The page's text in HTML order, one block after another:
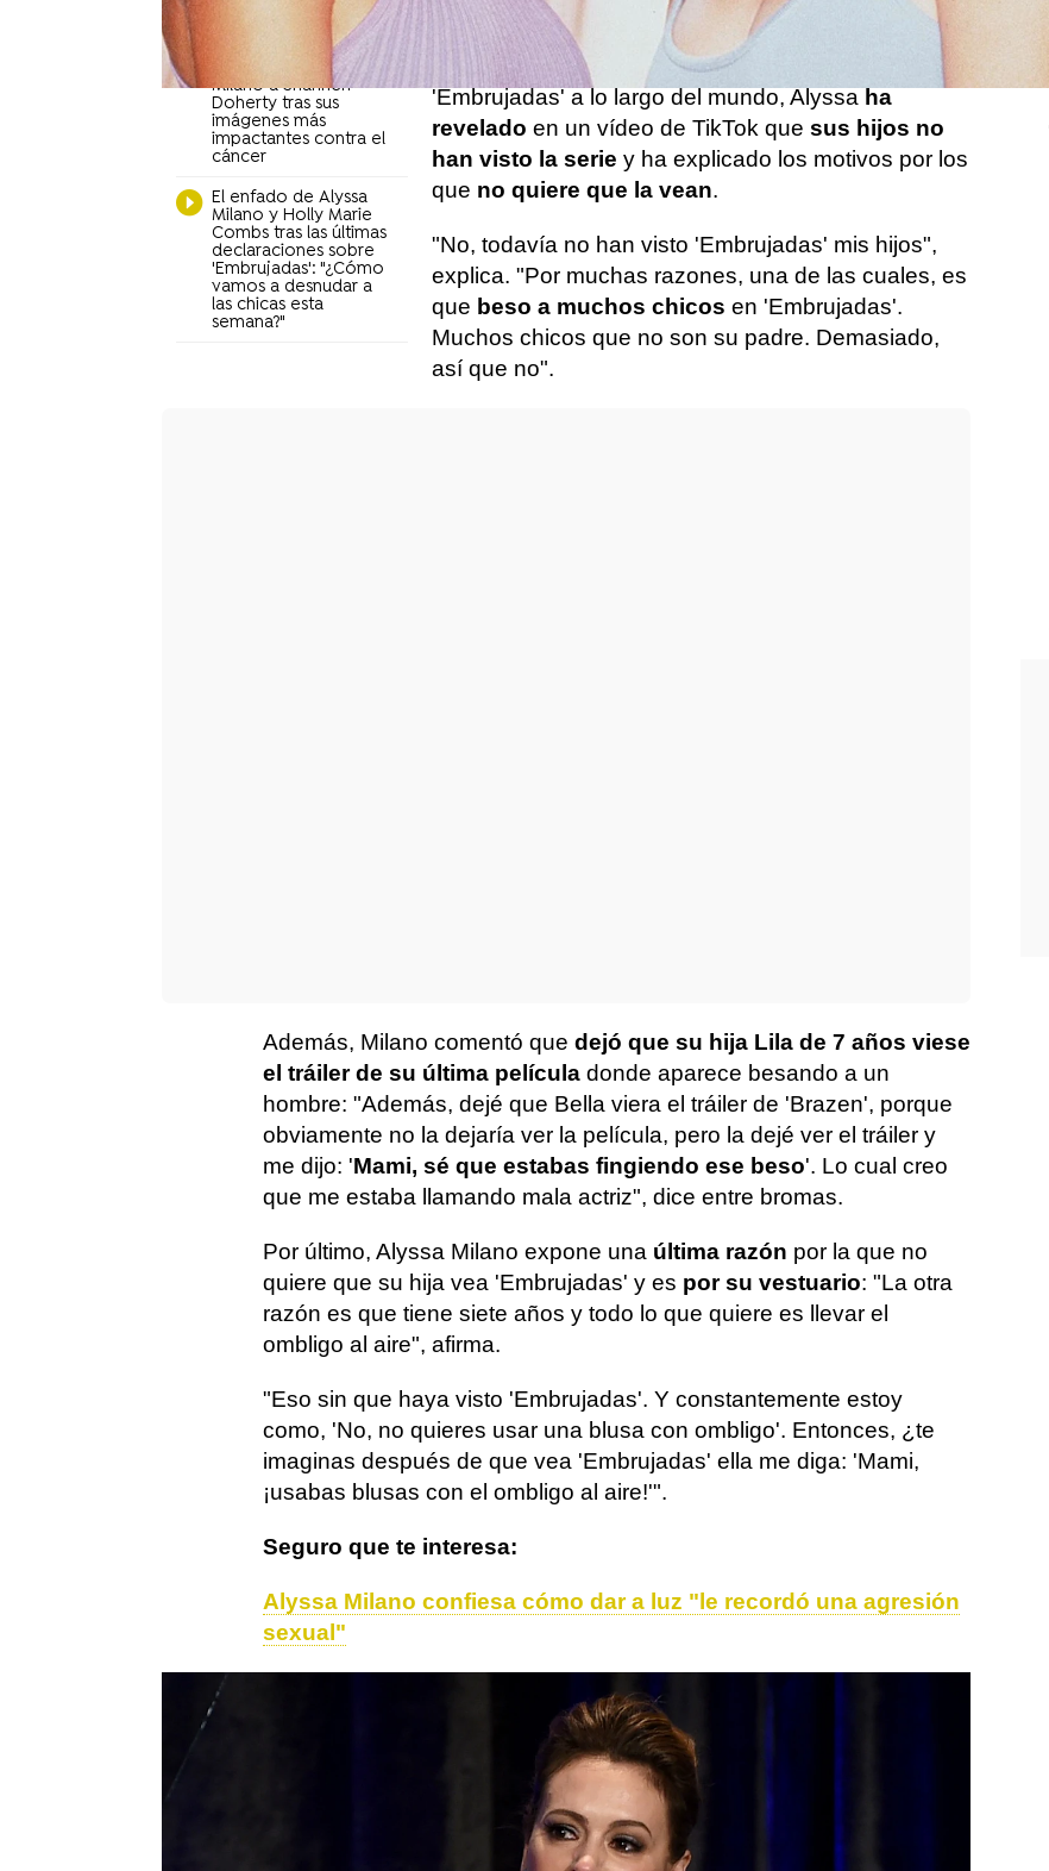
años después de
El mensaje de Alyssa
Milano a Shannen
Doherty tras sus
imágenes más
impactantes contra el
cáncer
El enfado de Alyssa
Milano y Holly Marie
Combs tras las últimas
declaraciones sobre
'Embrujadas': "¿Cómo
vamos a desnudar a
las chicas esta
semana?"
convertido en una ficción de culto.
Pero, a pesar del reconocimiento que tiene
'Embrujadas' a lo largo del mundo, Alyssa ha
revelado en un vídeo de TikTok que sus hijos no
han visto la serie y ha explicado los motivos por los
que no quiere que la vean.
"No, todavía no han visto 'Embrujadas' mis hijos",
explica. "Por muchas razones, una de las cuales, es
que beso a muchos chicos en 'Embrujadas'.
Muchos chicos que no son su padre. Demasiado,
así que no".
Además, Milano comentó que dejó que su hija Lila de 7 años viese
el tráiler de su última película donde aparece besando a un
hombre: "Además, dejé que Bella viera el tráiler de 'Brazen', porque
obviamente no la dejaría ver la película, pero la dejé ver el tráiler y
me dijo: 'Mami, sé que estabas fingiendo ese beso'. Lo cual creo
que me estaba llamando mala actriz", dice entre bromas.
Por último, Alyssa Milano expone una última razón por la que no
quiere que su hija vea 'Embrujadas' y es por su vestuario: "La otra
razón es que tiene siete años y todo lo que quiere es llevar el
ombligo al aire", afirma.
"Eso sin que haya visto 'Embrujadas'. Y constantemente estoy
como, 'No, no quieres usar una blusa con ombligo'. Entonces, ¿te
imaginas después de que vea 'Embrujadas' ella me diga: 'Mami,
¡usabas blusas con el ombligo al aire!'".
Seguro que te interesa:
Alyssa Milano confiesa cómo dar a luz "le recordó una agresión
sexual"
embrujadas